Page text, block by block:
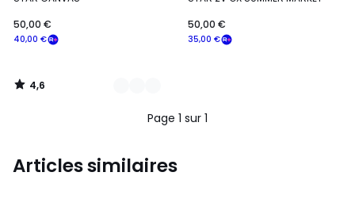
40,00 €
50,00 €
4,6
/
35,00 €
50,00 €
Page 1 sur 1
Articles similaires